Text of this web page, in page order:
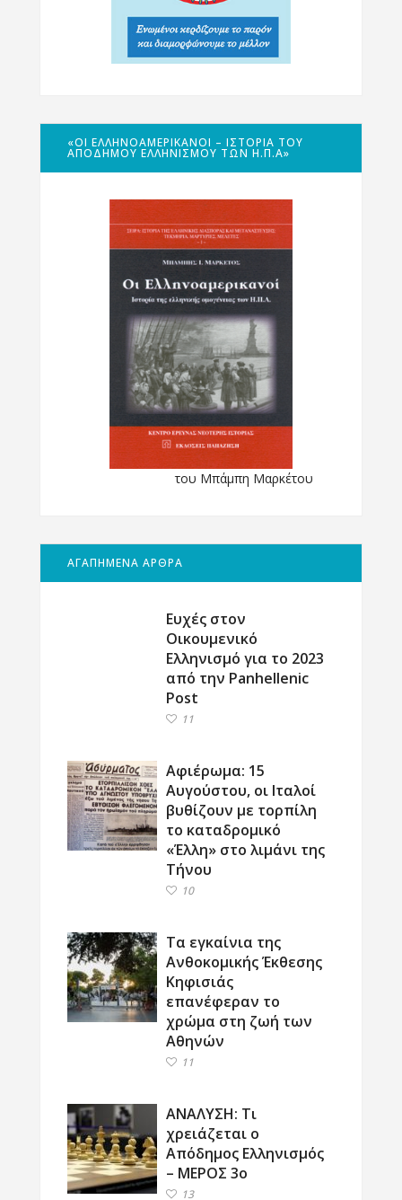
«ΟΙ ΕΛΛΗΝΟΑΜΕΡΙΚΑΝΟΊ – ΙΣΤΟΡΊΑ ΤΟΥ
ΑΠΌΔΗΜΟΥ ΕΛΛΗΝΙΣΜΟΎ ΤΩΝ Η.Π.Α»
του Μπάμπη Μαρκέτου
ΑΓΑΠΗΜΕΝΑ ΑΡΘΡΑ
Ευχές στον
Οικουμενικό
Ελληνισμό για το 2023
από την Panhellenic
Post
11
Αφιέρωμα: 15
Αυγούστου, οι Ιταλοί
βυθίζουν με τορπίλη
το καταδρομικό
«Έλλη» στο λιμάνι της
Τήνου
10
Τα εγκαίνια της
Ανθοκομικής Έκθεσης
Κηφισιάς
επανέφεραν το
χρώμα στη ζωή των
Αθηνών
11
ΑΝΑΛΥΣΗ: Τι
χρειάζεται ο
Απόδημος Ελληνισμός
– ΜΕΡΟΣ 3ο
13